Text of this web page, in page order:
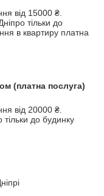
від 15000 ₴.
тільки до
в квартиру платна
(платна послуга)
від 20000 ₴.
до будинку